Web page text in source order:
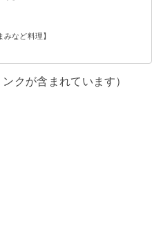
チュール添え
など料理】
ラダ
クが含まれています）